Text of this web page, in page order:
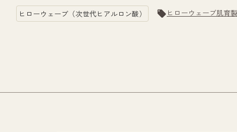
ヒローウェーブ（次世代ヒアルロン酸） ヒローウェーブ肌育